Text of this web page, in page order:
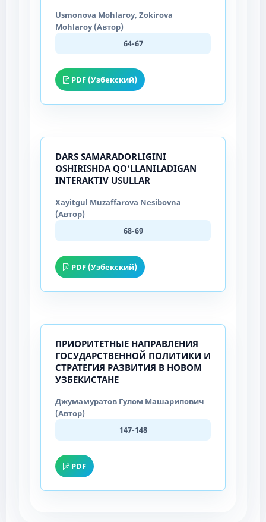
Usmonova Mohlaroy, Zokirova
Mohlaroy (Автор)
64-67
PDF (Узбекский)
DARS SAMARADORLIGINI
OSHIRISHDA QO‘LLANILADIGAN
INTERAKTIV USULLAR
Xayitgul Muzaffarova Nesibovna
(Автор)
68-69
PDF (Узбекский)
ПРИОРИТЕТНЫЕ НАПРАВЛЕНИЯ
ГОСУДАРСТВЕННОЙ ПОЛИТИКИ И
СТРАТЕГИЯ РАЗВИТИЯ В НОВОМ
УЗБЕКИСТАНЕ
Джумамуратов Гулом Машарипович
(Автор)
147-148
PDF